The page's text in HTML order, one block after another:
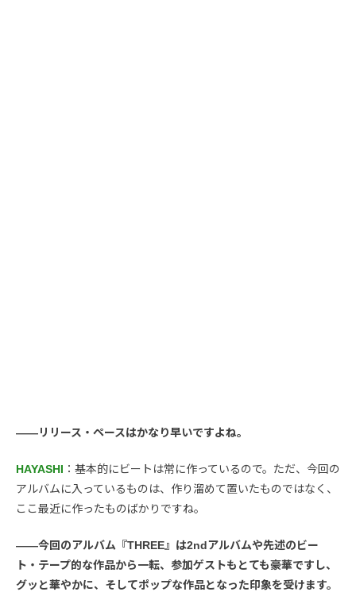
――リリース・ペースはかなり早いですよね。
HAYASHI ：基本的にビートは常に作っているので。ただ、今回の
アルバムに入っているものは、作り溜めて置いたものではなく、
ここ最近に作ったものばかりですね。
――今回のアルバム『THREE』は2ndアルバムや先述のビー
ト・テープ的な作品から一転、参加ゲストもとても豪華ですし、
グッと華やかに、そしてポップな作品となった印象を受けます。